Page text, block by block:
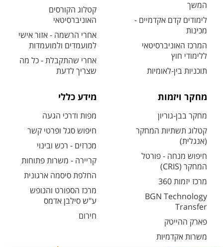
המשך
לימודים קדם אקדמיים -
מכינות
המרכז האוניברסיטאי
ללימודי חוץ
תוכניות בין-לאומיות
קטלוג הקורסים
האוניברסיטאי
אחרי הרשמה - אזור אישי
למועמדים ולמועמדות
אחרי שהתקבלת - כל מה
שצריך לדעת
מחקר ויזמות
מחקר בבן-גוריון
קטלוג תשתיות המחקר
(אנגלית)
חיפוש מנחה - פורטל
המחקר (CRIS)
מרכז יזמות 360
BGN Technology
Transfer
פארק ההייטק
משרות אקדמיות
מידע כללי
מפות ודרכי הגעה
חיפוש סגל ופרטי קשר
מכרזים - רכש ובינוי
קריירה - משרות פתוחות
החלפת סיסמה ארגונית
מרכז הספורט והנופש
ע"ש סילבן אדמס
חירום